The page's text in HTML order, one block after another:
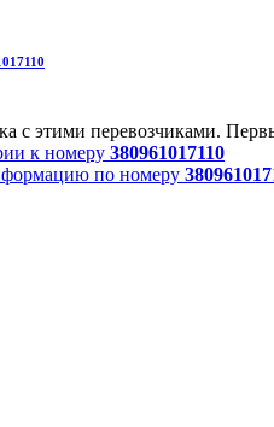
с этими перевозчиками.
к номеру 380961017110
по номеру